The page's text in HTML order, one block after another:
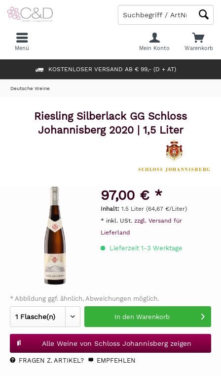
KOSTENLOSER VERSAND AB € 99,- (D + AT)
Warenkorb
Mein Konto
Menü
Deutsche Weine
Riesling Silberlack GG Schloss
Johannisberg 2020 | 1,5 Liter
97,00 € *
Inhalt: 1.5 Liter (64,67 €/Liter)
* inkl. USt. zzgl. Versand für
Lieferland
Lieferzeit 1-3 Werktage
* Abbildung ggf. ähnlich, Abweichungen möglich.
In den Warenkorb
Alle Weine von Schloss Johannisberg zeigen
FRAGEN Z. ARTIKEL? EMPFEHLEN